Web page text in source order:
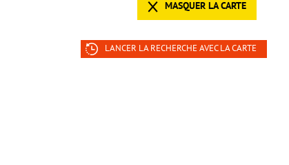
MASQUER LA CARTE
LANCER LA RECHERCHE AVEC LA CARTE